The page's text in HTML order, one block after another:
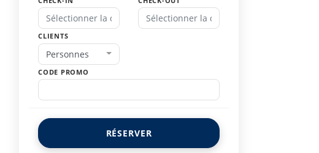
CLIENTS
Personnes
CODE PROMO
RÉSERVER